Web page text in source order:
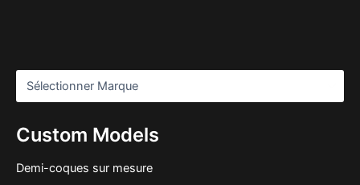
Custom Models
Demi-coques sur mesure